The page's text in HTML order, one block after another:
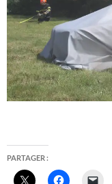
PARTAGER :